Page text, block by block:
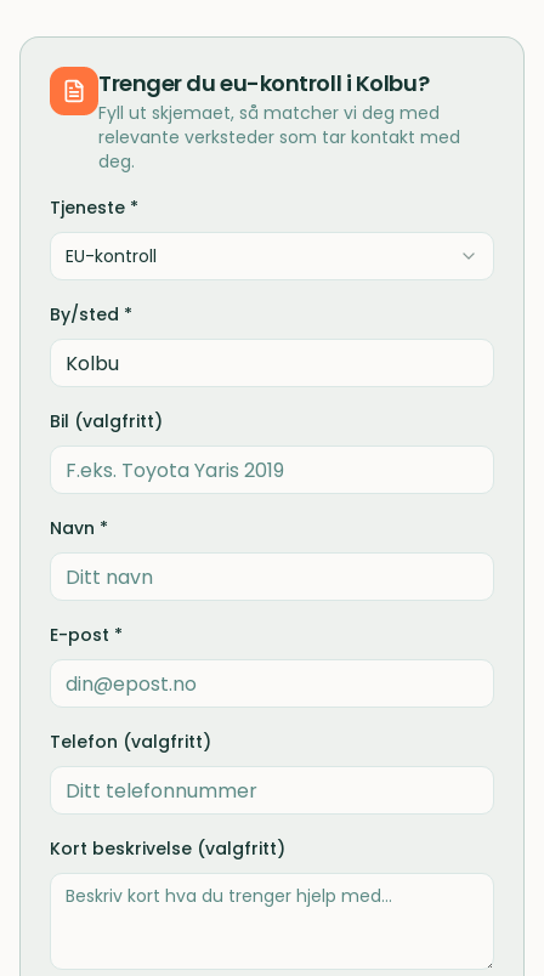
Trenger dueu-kontroll i Kolbu?
Fyll ut skjemaet, så matcher vi deg med
relevante verksteder som tar kontakt med
deg.
Tjeneste *
EU-kontroll
By/sted *
Bil (valgfritt)
Navn *
E-post *
Telefon (valgfritt)
Kort beskrivelse (valgfritt)